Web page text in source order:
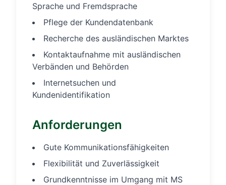
Sprache und Fremdsprache
Pflege der Kundendatenbank
Recherche des ausländischen Marktes
Kontaktaufnahme mit ausländischen
Verbänden und Behörden
Internetsuchen und
Kundenidentifikation
Anforderungen
Gute Kommunikationsfähigkeiten
Flexibilität und Zuverlässigkeit
Grundkenntnisse im Umgang mit MS